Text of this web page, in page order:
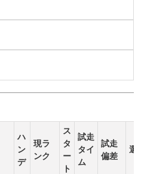
ハ
ン
デ
現ラ
ンク
ス
タ
ー
ト
試走
タイ
ム
試走
偏差
選